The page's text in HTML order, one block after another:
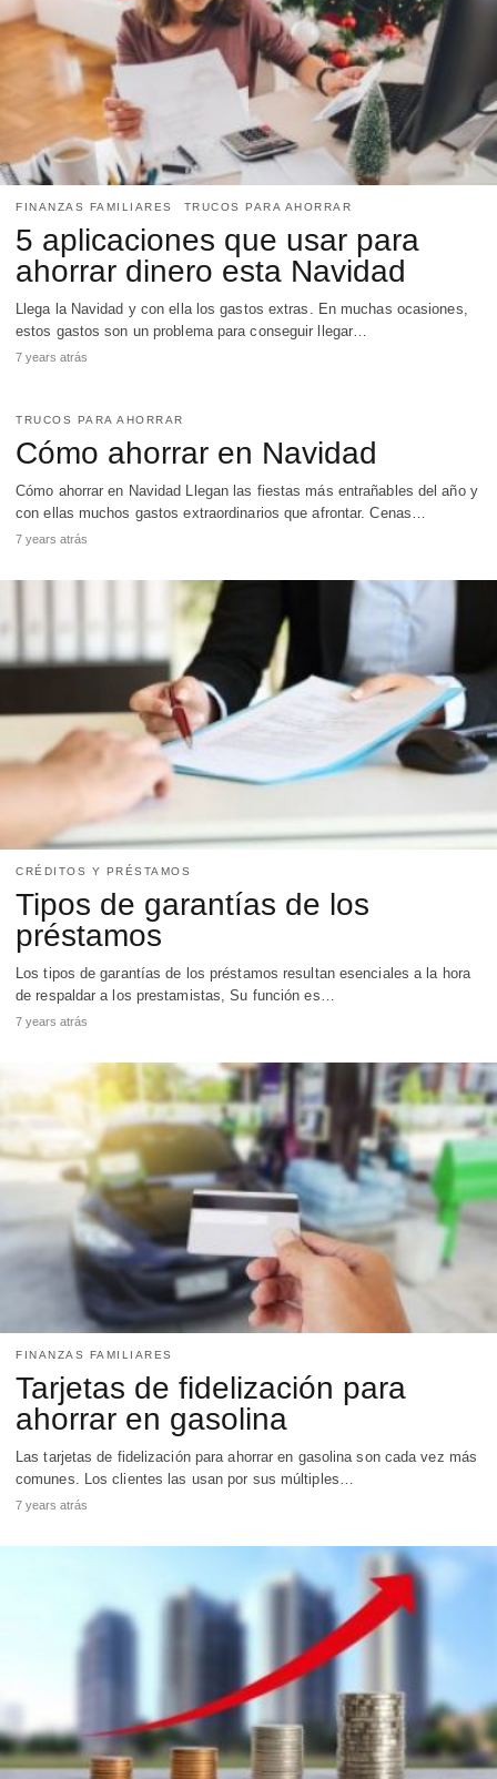
FINANZAS FAMILIARES TRUCOS PARA AHORRAR
5 aplicaciones que usar para
ahorrar dinero esta Navidad
Llega la Navidad y con ella los gastos extras. En muchas ocasiones,
estos gastos son un problema para conseguir llegar…
7 years atrás
TRUCOS PARA AHORRAR
Cómo ahorrar en Navidad
Cómo ahorrar en Navidad Llegan las fiestas más entrañables del año y
con ellas muchos gastos extraordinarios que afrontar. Cenas…
7 years atrás
CRÉDITOS Y PRÉSTAMOS
Tipos de garantías de los
préstamos
Los tipos de garantías de los préstamos resultan esenciales a la hora
de respaldar a los prestamistas, Su función es…
7 years atrás
FINANZAS FAMILIARES
Tarjetas de fidelización para
ahorrar en gasolina
Las tarjetas de fidelización para ahorrar en gasolina son cada vez más
comunes. Los clientes las usan por sus múltiples…
7 years atrás